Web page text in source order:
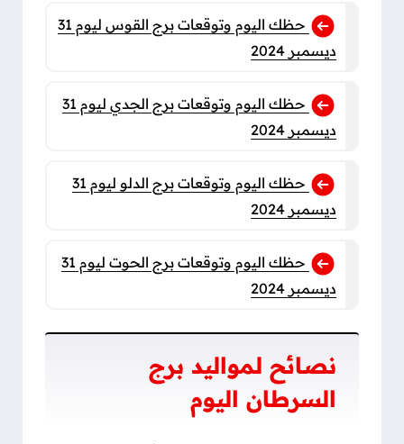
حظك اليوم وتوقعات برج القوس ليوم 31
ديسمبر 2024
حظك اليوم وتوقعات برج الجدي ليوم 31
ديسمبر 2024
حظك اليوم وتوقعات برج الدلو ليوم 31
ديسمبر 2024
حظك اليوم وتوقعات برج الحوت ليوم 31
ديسمبر 2024
نصائح لمواليد برج
السرطان اليوم